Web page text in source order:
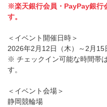
※楽天銀行会員・PayPay銀行
す。
＜イベント開催日時＞
2026年2月12日（木）～2月15
※ チェックイン可能な時間帯
す。
＜イベント会場＞
静岡競輪場